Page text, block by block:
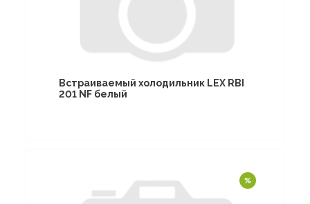
Встраиваемый холодильник LEX RBI
201 NF белый